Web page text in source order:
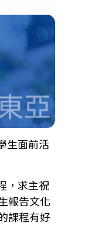
生面前活
，求主祝
報告文化
課程有好